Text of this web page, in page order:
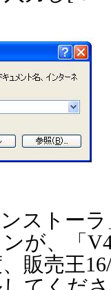
ストー
が、「
販売王16/